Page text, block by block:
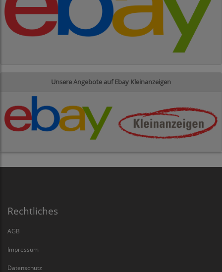
Unsere Angebote auf Ebay Kleinanzeigen
Rechtliches
AGB
Impressum
Datenschutz